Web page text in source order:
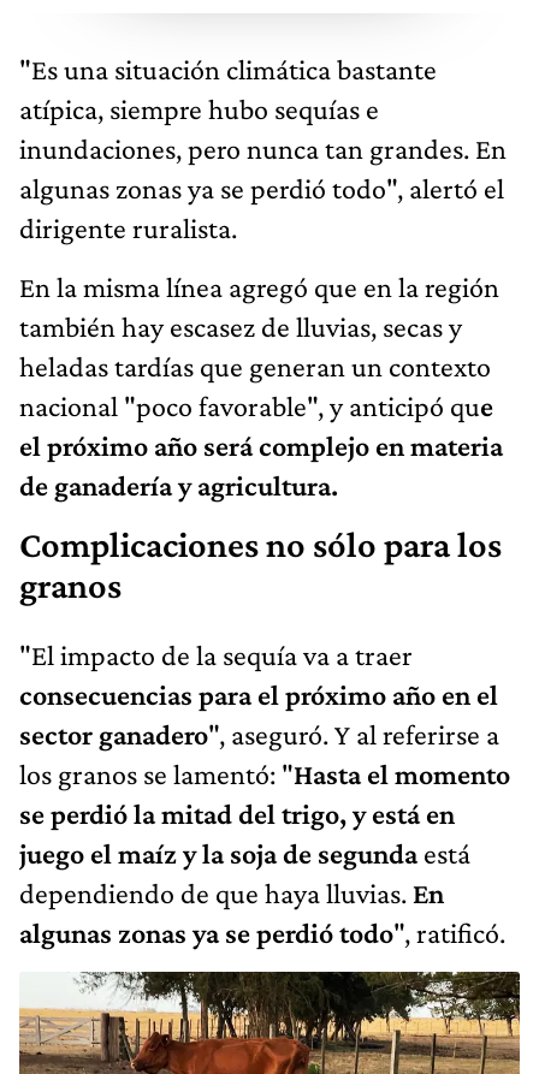
"Es una situación climática bastante
atípica, siempre hubo sequías e
inundaciones, pero nunca tan grandes. En
algunas zonas ya se perdió todo", alertó el
dirigente ruralista.
En la misma línea agregó que en la región
también hay escasez de lluvias, secas y
heladas tardías que generan un contexto
nacional "poco favorable", y anticipó que
el próximo año será complejo en materia
de ganadería y agricultura.
Complicaciones no sólo para los
granos
"El impacto de la sequía va a traer
consecuencias para el próximo año en el
sector ganadero", aseguró. Y al referirse a
los granos se lamentó: "Hasta el momento
se perdió la mitad del trigo, y está en
juego el maíz y la soja de segundaestá
dependiendo de que haya lluvias. En
algunas zonas ya se perdió todo", ratificó.